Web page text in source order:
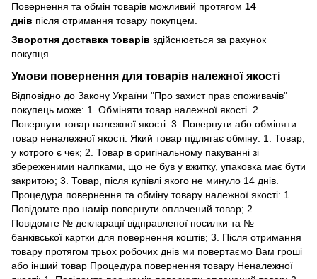
Повернення та обмін товарів можливий протягом 14
днів після отримання товару покупцем.
Зворотня доставка товарів здійснюється за рахунок
покупця.
Умови повернення для товарів належної якості
Відповідно до Закону України "Про захист прав споживачів"
покупець може: 1. Обміняти товар належної якості. 2.
Повернути товар належної якості. 3. Повернути або обміняти
товар неналежної якості. Який товар підлягає обміну: 1. Товар,
у котрого є чек; 2. Товар в оригінальному пакуванні зі
збереженими налпками, що не був у вжитку, упаковка має бути
закритою; 3. Товар, після купівлі якого не минуло 14 днів.
Процедура повернення та обміну товару належної якості: 1.
Повідомте про намір повернути оплачений товар; 2.
Повідомте № декларації відправленої посилки та №
банківської картки для повернення коштів; 3. Після отримання
товару протягом трьох робочих днів ми повертаємо Вам гроші
або інший товар Процедура повернення товару Неналежної